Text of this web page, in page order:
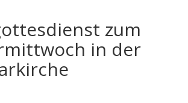
zum
in der